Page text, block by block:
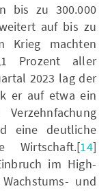
bis zu 300.000
auf bis zu
Krieg machten
Prozent aller
2023 lag der
er auf etwa ein
eine deutliche
Wirtschaft.[14]
im High-
und